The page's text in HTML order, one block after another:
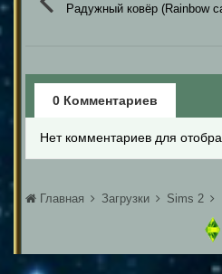
Радужный ковёр (Rainbow
0 Комментариев
Нет комментариев для
Главная Загрузки Sims 2